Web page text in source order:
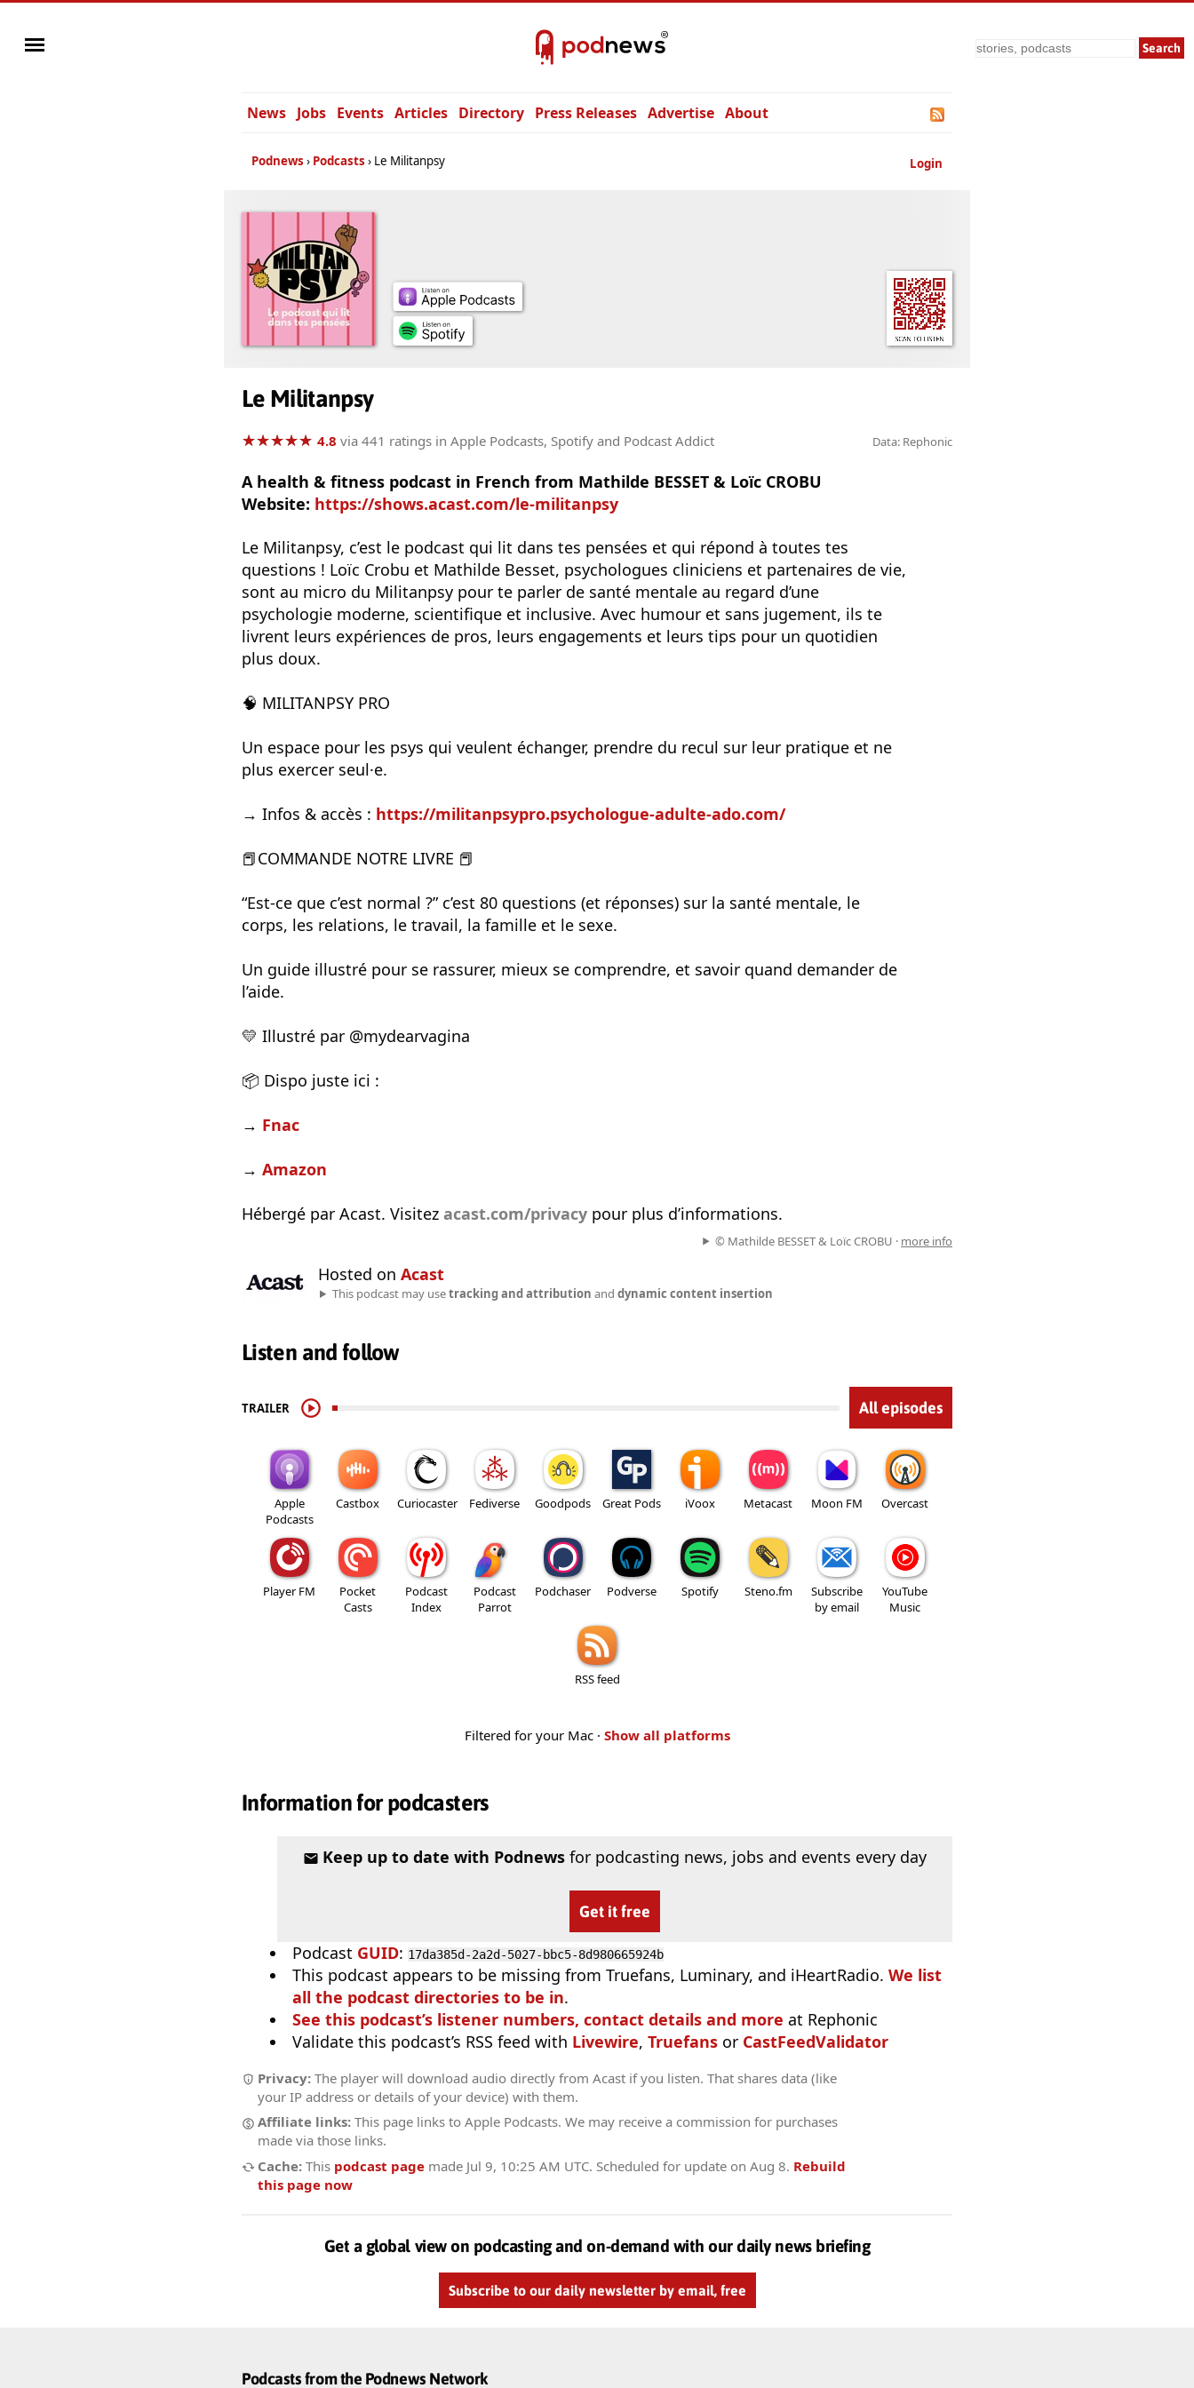
Search
News Jobs Events Articles Directory Press Releases Advertise About
Login
Podnews Podcasts Le Militanpsy
Le Militanpsy
★★★★★
★★★★★ 4.8 via 441 ratings in Apple Podcasts, Spotify and Podcast Addict Data: Rephonic
A health & fitness podcast in French from Mathilde BESSET & Loïc CROBU
Website: https://shows.acast.com/le-militanpsy
Le Militanpsy, c’est le podcast qui lit dans tes pensées et qui répond à toutes tes
questions ! Loïc Crobu et Mathilde Besset, psychologues cliniciens et partenaires de vie,
sont au micro du Militanpsy pour te parler de santé mentale au regard d’une
psychologie moderne, scientifique et inclusive. Avec humour et sans jugement, ils te
livrent leurs expériences de pros, leurs engagements et leurs tips pour un quotidien
plus doux.
🧠 MILITANPSY PRO
Un espace pour les psys qui veulent échanger, prendre du recul sur leur pratique et ne
plus exercer seul·e.
→ Infos & accès : https://militanpsypro.psychologue-adulte-ado.com/
📕COMMANDE NOTRE LIVRE 📕
“Est-ce que c’est normal ?” c’est 80 questions (et réponses) sur la santé mentale, le
corps, les relations, le travail, la famille et le sexe.
Un guide illustré pour se rassurer, mieux se comprendre, et savoir quand demander de
l’aide.
💛 Illustré par @mydearvagina
📦 Dispo juste ici :
→ Fnac
→ Amazon
Hébergé par Acast. Visitez acast.com/privacy pour plus d’informations.
© Mathilde BESSET & Loïc CROBU · more info
Hosted on Acast
This podcast may usetracking and attribution and dynamic content insertion
Listen and follow
TRAILER All episodes
Apple
Podcasts
Castbox Curiocaster Fediverse Goodpods Great Pods iVoox Metacast Moon FM Overcast
Player FM
Pocket
Casts
Podcast
Index
Podcast
Parrot
Podchaser Podverse Spotify Steno.fm
Subscribe
by email
YouTube
Music
RSS feed
Filtered for your Mac · Show all platforms
Information for podcasters
Keep up to date with Podnewsfor podcasting news, jobs and events every day
Get it free
Podcast GUID: 17da385d-2a2d-5027-bbc5-8d980665924b
This podcast appears to be missing from Truefans, Luminary, and iHeartRadio. We list
all the podcast directories to be in.
See this podcast’s listener numbers, contact details and more at Rephonic
Validate this podcast’s RSS feed with Livewire, Truefans or CastFeedValidator
Privacy: The player will download audio directly from Acast if you listen. That shares data (like
your IP address or details of your device) with them.
Affiliate links: This page links to Apple Podcasts. We may receive a commission for purchases
made via those links.
Cache: This podcast page made Jul 9, 10:25 AM UTC. Scheduled for update on Aug 8. Rebuild
this page now
Get a global view on podcasting and on-demand with our daily news briefing
Subscribe to our daily newsletter by email, free
Podcasts from the Podnews Network